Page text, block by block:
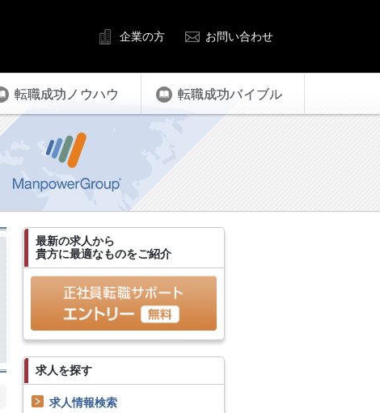
企業の方 お問い合わせ
転職成功ノウハウ 転職成功バイブル
最新の求人から
貴方に最適なものをご紹介
求人を探す
求人情報検索